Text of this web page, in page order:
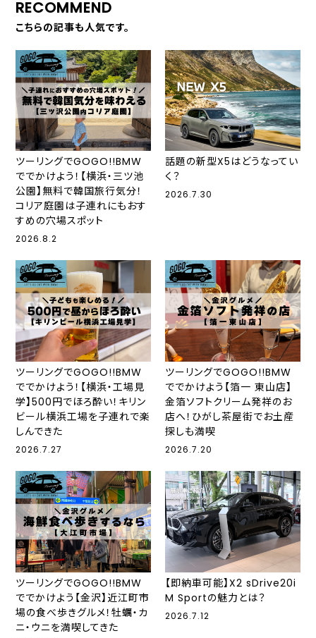
RECOMMEND
こちらの記事も人気です。
ツーリングでGOGO!!BMW
ででかけよう！【横浜・三ツ池
公園】無料で韓国旅行気分！
コリア庭園は子連れにもおす
すめの穴場スポット
2026.8.2
話題の新型X5はどうなってい
く？
2026.7.30
ツーリングでGOGO!!BMW
ででかけよう！【横浜・工場見
学】500円でほろ酔い！キリン
ビール横浜工場を子連れで楽
しんできた
2026.7.27
ツーリングでGOGO!!BMW
ででかけよう【箔一 東山店】
金箔ソフトクリーム発祥のお
店へ！ひがし茶屋街でお土産
探しも満喫
2026.7.20
ツーリングでGOGO!!BMW
ででかけよう【金沢】近江町市
場の食べ歩きグルメ！牡蠣・カ
ニ・ウニを満喫してきた
【即納車可能】X2 sDrive20i
M Sportの魅力とは？
2026.7.12